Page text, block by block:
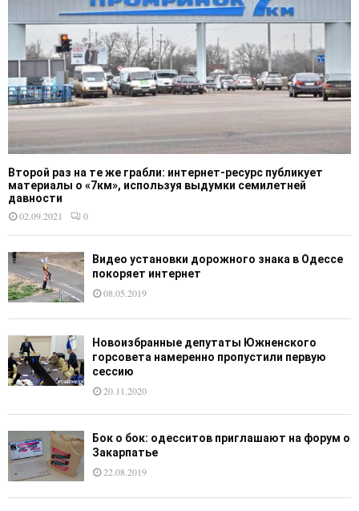
Второй раз на те же грабли: интернет-ресурс публикует
материалы о «7км», используя выдумки семилетней
давности
02.09.2021
0
Видео установки дорожного знака в Одессе
покоряет интернет
08.05.2019
Новоизбранные депутаты Южненского
горсовета намеренно пропустили первую
сессию
20.11.2020
Бок о бок: одесситов приглашают на форум о
Закарпатье
22.08.2019